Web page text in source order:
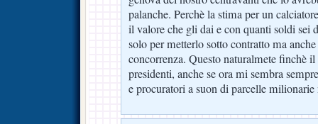
palanche. Perchè la stima per un
il valore che gli dai e con quanti soldi sei
solo per metterlo sotto contratto ma
concorrenza. Questo naturalmete finchè
presidenti, anche se ora mi sembra
e procuratori a suon di parcelle